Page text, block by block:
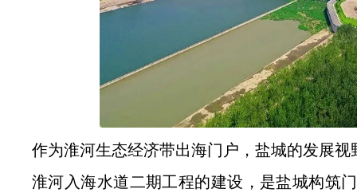
作为淮河生态经济带出海门户，盐城的发展
淮河入海水道二期工程的建设，是盐城构筑